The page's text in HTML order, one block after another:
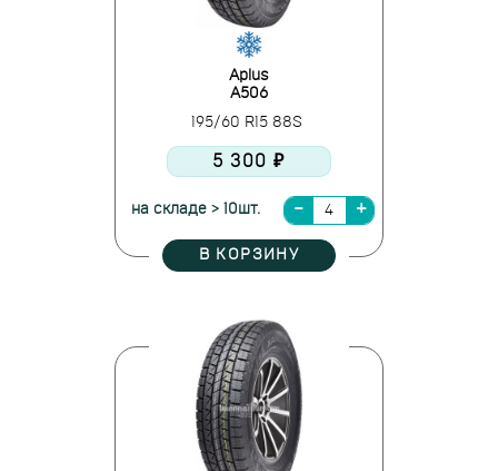
Aplus
A506
195/60 R15 88S
5 300 ₽
на складе > 10шт.
В КОРЗИНУ